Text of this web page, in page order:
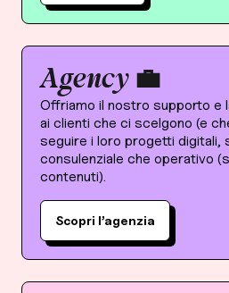
Agency 💼
Offriamo il nostro supporto e
ai clienti che ci scelgono (e
seguire i loro progetti digitali,
consulenziale che operativo
contenuti).
Scopri l’agenzia